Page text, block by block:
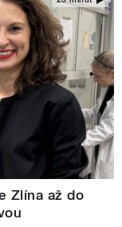
Zlína až do